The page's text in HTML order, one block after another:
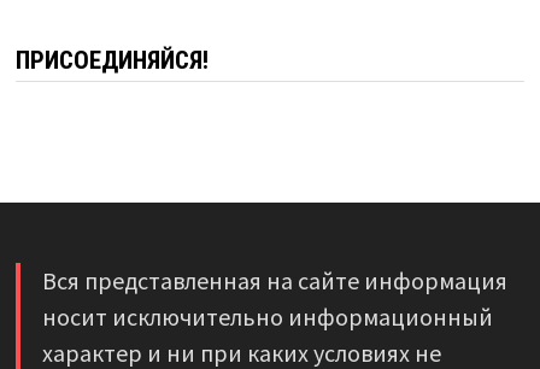
ПРИСОЕДИНЯЙСЯ!
Вся представленная на сайте информация
носит исключительно информационный
характер и ни при каких условиях не